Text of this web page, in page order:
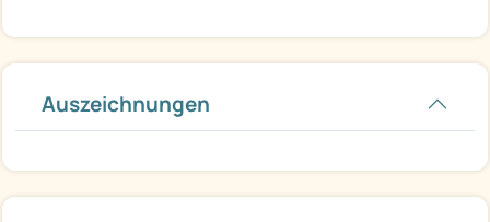
Auszeichnungen